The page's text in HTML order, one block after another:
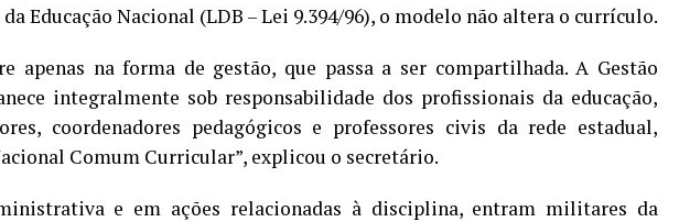
Educação Nacional (LDB – Lei 9.394/96), o modelo não altera o currículo.
apenas na forma de gestão, que passa a ser compartilhada. A Gestão
integralmente sob responsabilidade dos profissionais da educação,
coordenadores pedagógicos e professores civis da rede estadual,
Comum Curricular”, explicou o secretário.
e em ações relacionadas à disciplina, entram militares da